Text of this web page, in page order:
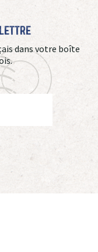
dans votre boîte